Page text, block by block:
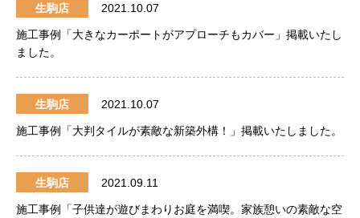
生駒店 2021.10.07
施工事例「大きなカーポートがアプローチもカバー」掲載いたし
ました。
生駒店 2021.10.07
施工事例「大判タイルが素敵な新築外構！」掲載いたしました。
生駒店 2021.09.11
施工事例「子供達が遊びまわりお庭を満喫。家族憩いの素敵な空